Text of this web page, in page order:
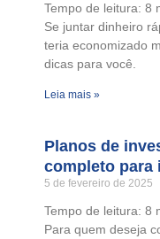
Tempo de leitura: 8
Se juntar dinheiro
teria economizado
dicas para você.
Leia mais »
Planos de
completo para
5 de fevereiro de 2025
Tempo de leitura: 8
Para quem deseja